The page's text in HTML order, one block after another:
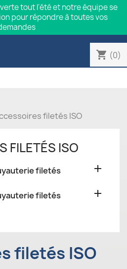
tout l'été et notre équipe se
pour répondre à toutes vos
shopping_cart (0)
filetés ISO
FILETÉS ISO
filetés

filetés

filetés ISO